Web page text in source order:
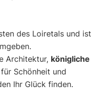
des Loiretals und ist
Architektur, königliche
Schönheit und
Ihr Glück finden.